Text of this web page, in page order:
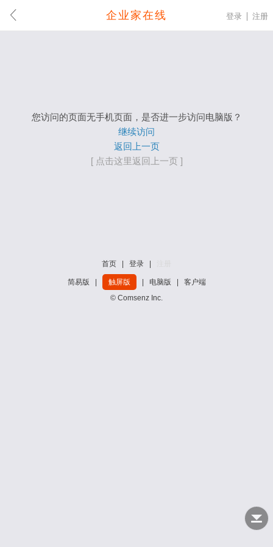
企业家在线 登录 注册
您访问的页面无手机页面，是否进一步访问电脑版？
继续访问
返回上一页
[ 点击这里返回上一页 ]
首页 登录
简易版 触屏版 电脑版
客户端
© Comsenz Inc.